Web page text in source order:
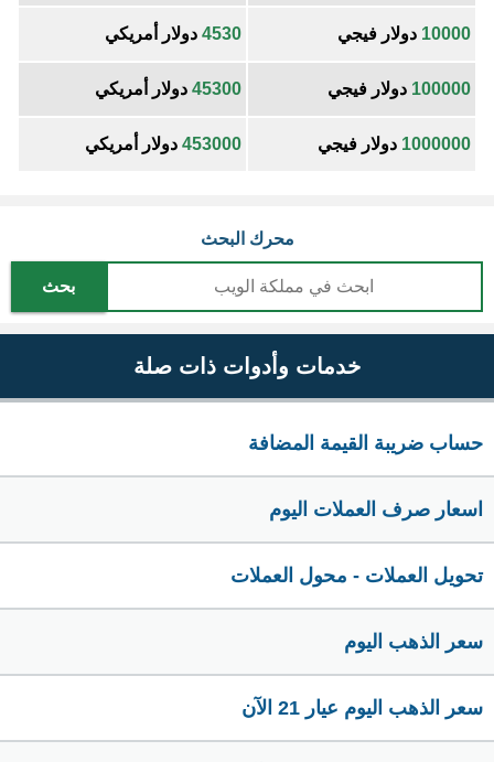
10000 دولار فيجي 4530 دولار أمريكي
100000 دولار فيجي 45300 دولار أمريكي
1000000 دولار فيجي 453000 دولار أمريكي
محرك البحث
بحث
خدمات وأدوات ذات صلة
حساب ضريبة القيمة المضافة
اسعار صرف العملات اليوم
تحويل العملات - محول العملات
سعر الذهب اليوم
سعر الذهب اليوم عيار 21 الآن